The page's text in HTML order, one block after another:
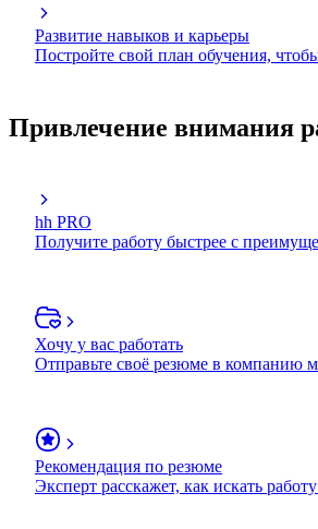
Развитие навыков и карьеры
Постройте свой план обучения,
Привлечение внимания
hh PRO
Получите работу быстрее с
Хочу у вас работать
Отправьте своё резюме в компанию
Рекомендация по резюме
Эксперт расскажет, как искать